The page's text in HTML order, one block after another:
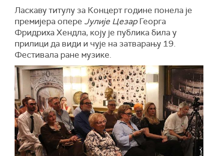
Ласкаву титулу за Концерт године понела је
премијера опере Јулије ЦезарГеорга
Фридриха Хендла, коју је публика била у
прилици да види и чује на затварању 19.
Фестивала ране музике.